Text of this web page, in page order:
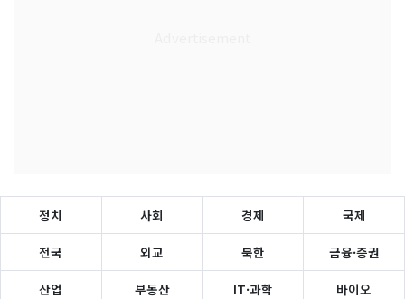
정치 사회 경제 국제
전국 외교 북한 금융·증권
산업 부동산 IT·과학 바이오